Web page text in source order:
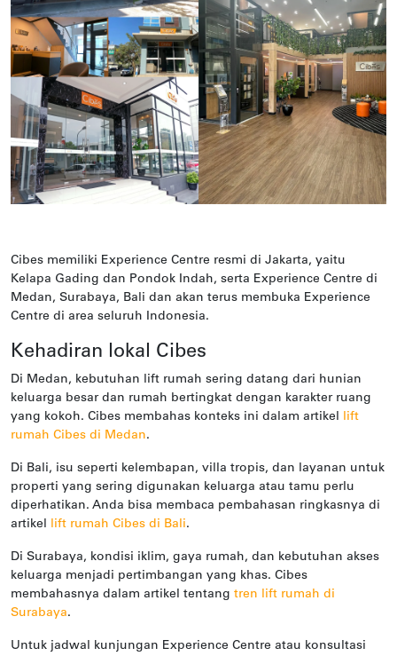
Cibes memiliki Experience Centre resmi di Jakarta, yaitu
Kelapa Gading dan Pondok Indah, serta Experience Centre di
Medan, Surabaya, Bali dan akan terus membuka Experience
Centre di area seluruh Indonesia.
Kehadiran lokal Cibes
Di Medan, kebutuhan lift rumah sering datang dari hunian
keluarga besar dan rumah bertingkat dengan karakter ruang
yang kokoh. Cibes membahas konteks ini dalam artikel
lift
rumah Cibes di Medan.
Di Bali, isu seperti kelembapan, villa tropis, dan layanan untuk
properti yang sering digunakan keluarga atau tamu perlu
diperhatikan. Anda bisa membaca pembahasan ringkasnya di
artikel
lift rumah Cibes di Bali.
Di Surabaya, kondisi iklim, gaya rumah, dan kebutuhan akses
keluarga menjadi pertimbangan yang khas. Cibes
membahasnya dalam artikel tentang tren lift rumah di
Surabaya.
Untuk jadwal kunjungan Experience Centre atau konsultasi